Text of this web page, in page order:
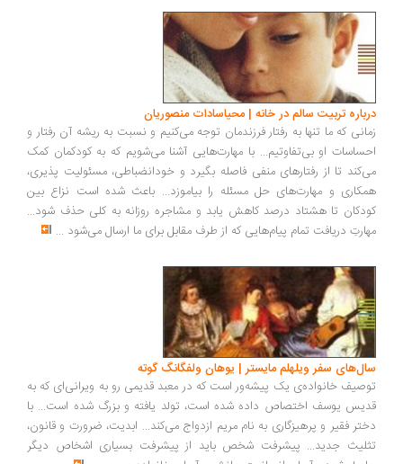
درباره تربیت سالم در خانه | محياسادات منصوریان
زمانی که ما تنها به رفتار فرزندمان توجه می‌کنیم و نسبت به ریشه آن رفتار و
احساسات او بی‌تفاوتیم... با مهارت‌هایی آشنا می‌شویم که به کودکمان کمک
می‌کند تا از رفتارهای منفی فاصله بگیرد و خودانضباطی، مسئولیت پذیری،
همکاری و مهارت‌های حل مسئله را بیاموزد... باعث شده است نزاع بین
کودکان تا هشتاد درصد کاهش یابد و مشاجره روزانه به کلی حذف شود...
مهارتِ دریافت تمام پیام‌هایی که از طرف مقابل برای ما ارسال می‌شود ...
سال‌های سفر ویلهلم مایستر | یوهان ولفگانگ گوته
توصیف خانواده‌ی یک پیشه‌ور است که در معبد قدیمی رو به ویرانی‌ای که به
قدیس یوسف اختصاص داده شده است، تولد یافته و بزرگ شده است... با
دختر فقیر و پرهیزگاری به نام مریم ازدواج می‌کند... ابدیت، ضرورت و قانون،
تثلیث جدید... پیشرفت شخص باید از پیشرفت بسیاری اشخاص دیگر